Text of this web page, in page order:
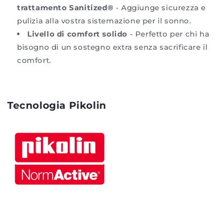
trattamento Sanitized® - Aggiunge sicurezza e
pulizia alla vostra sistemazione per il sonno.
Livello di comfort solido - Perfetto per chi ha
bisogno di un sostegno extra senza sacrificare il
comfort.
Tecnologia Pikolin